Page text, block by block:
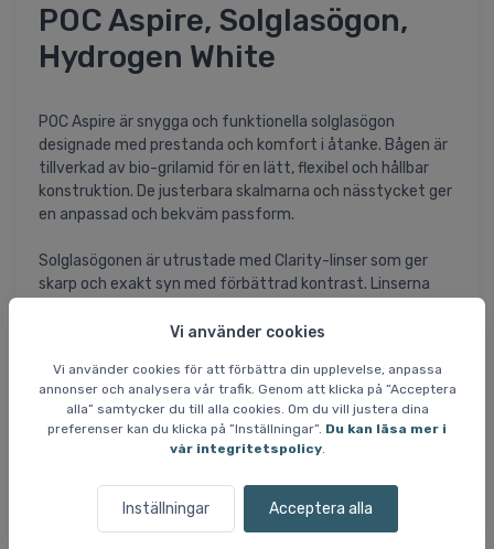
Vi använder cookies
Vi använder cookies för att förbättra din upplevelse, anpassa
annonser och analysera vår trafik. Genom att klicka på ”Acceptera
alla” samtycker du till alla cookies. Om du vill justera dina
preferenser kan du klicka på ”Inställningar”. Du kan läsa mer i
vår integritetspolicy.
Inställningar Acceptera alla
POC Aspire, Solglasögon,
Hydrogen White
POC Aspire är snygga och funktionella solglasögon
designade med prestanda och komfort i åtanke. Bågen är
tillverkad av bio-grilamid för en lätt, flexibel och hållbar
konstruktion. De justerbara skalmarna och nässtycket ger
en anpassad och bekväm passform.
Solglasögonen är utrustade med Clarity-linser som ger
skarp och exakt syn med förbättrad kontrast. Linserna
strålar. En anti-repbehandling skyddar linserna från
Snäppgångjärnen ger extra robusthet och gör
solglasögonen lätta att hantera. POC Aspire kombinerar
avancerade material och praktiska funktioner, vilket gör
ljusförhållanden.
Specifikationer och egenskaper: